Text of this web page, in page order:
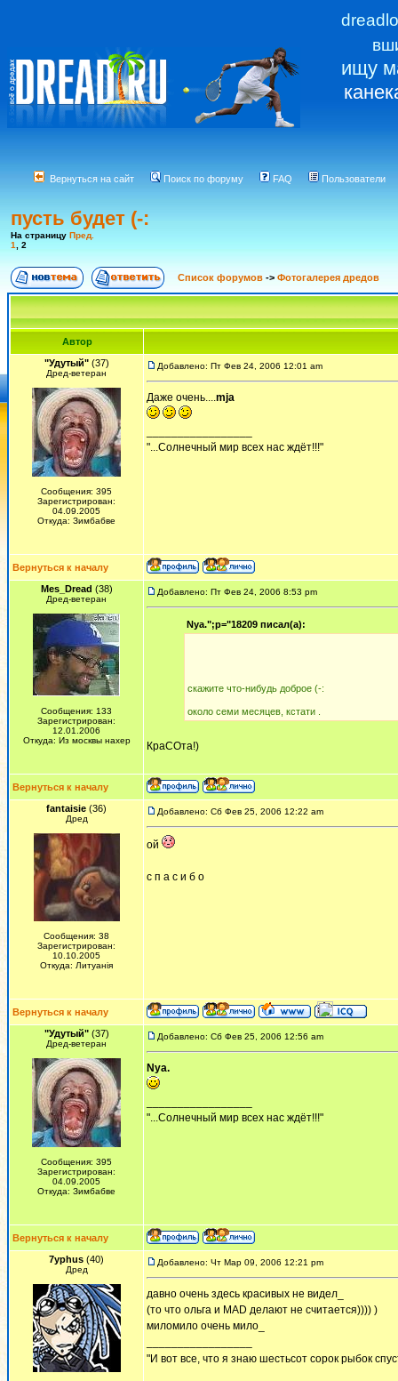
ищу
Вернуться на сайт Поиск по форуму FAQ Пользователи
пусть будет (-:
На страницу Пред.
1
2
Список форумов -> Фотогалерея дредов
Автор
"Удутый"(37)
Дред-ветеран
Сообщения: 395
Зарегистрирован:
04.09.2005
Откуда: Зимбабве
Добавлено: Пт Фев 24, 2006 12:01 am
Даже очень....mja
"...Солнечный мир всех нас ждёт!!!"
Вернуться к началу
Mes_Dread (38)
Дред-ветеран
Сообщения: 133
Зарегистрирован:
12.01.2006
Откуда: Из москвы нахер
Добавлено: Пт Фев 24, 2006 8:53 pm
Nya.";p="18209 писал(а):
скажите что-нибудь доброе (-:
около семи месяцев, кстати .
КраСОта!)
Вернуться к началу
fantaisie (36)
Дред
Сообщения: 38
Зарегистрирован:
10.10.2005
Откуда: Литуанiя
Добавлено: Сб Фев 25, 2006 12:22 am
ой
с п а с и б о
Вернуться к началу
"Удутый"(37)
Дред-ветеран
Сообщения: 395
Зарегистрирован:
04.09.2005
Откуда: Зимбабве
Добавлено: Сб Фев 25, 2006 12:56 am
Nya.
"...Солнечный мир всех нас ждёт!!!"
Вернуться к началу
7yphus (40)
Дред
Добавлено: Чт Мар 09, 2006 12:21 pm
давно очень здесь красивых не видел_
(то что ольга и MAD делают не считается)))) )
миломило очень мило_
"И вот все, что я знаю шестьсот сорок рыбок